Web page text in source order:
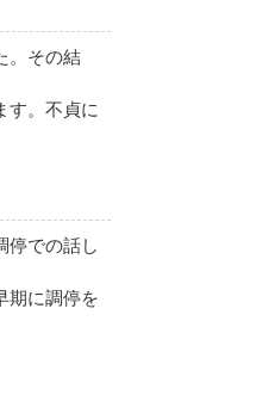
。その結
す。不貞に
停での話し
期に調停を